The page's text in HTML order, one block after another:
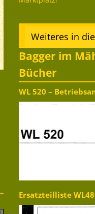
Weiteres in
Bagger im
Bücher
WL 520 –
Ersatzteilliste